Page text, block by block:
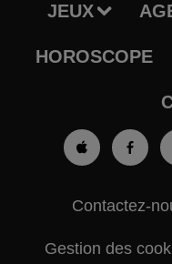
JEUX
HOROSCOPE
Contactez-
Gestion des